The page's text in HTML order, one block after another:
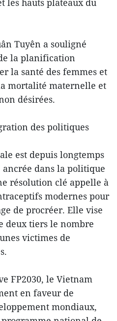
les hauts plateaux du
Tuyên a souligné
la planification
la santé des femmes et
mortalité maternelle et
désirées.
des politiques
est depuis longtemps
dans la politique
résolution clé appelle à
modernes pour
de procréer. Elle vise
deux tiers le nombre
victimes de
FP2030, le Vietnam
en faveur de
mondiaux,